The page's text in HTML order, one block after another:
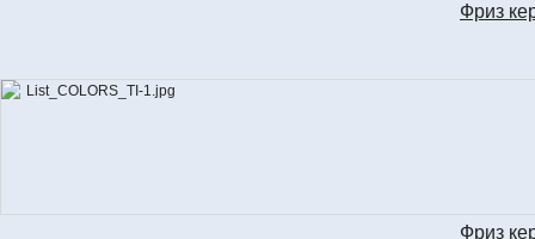
Фриз
Фриз